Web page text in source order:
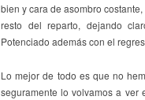
bien y cara de asombro
resto del reparto, dejando
Potenciado además con el
Lo mejor de todo es que no
seguramente lo volvamos a